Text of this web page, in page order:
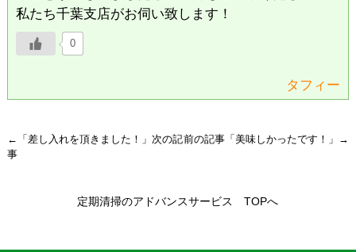
私たち千葉支店がお伺い致します！
0
タフィー
前の記事「美味しかったです！ 」→
←「差し入れを頂きました！ 」次の記
事
定期清掃のアドバンスサービス TOPへ